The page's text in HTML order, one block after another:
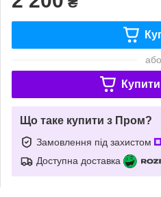
або
Що таке купити з Пром?
Замовлення під захистом
Доступна доставка